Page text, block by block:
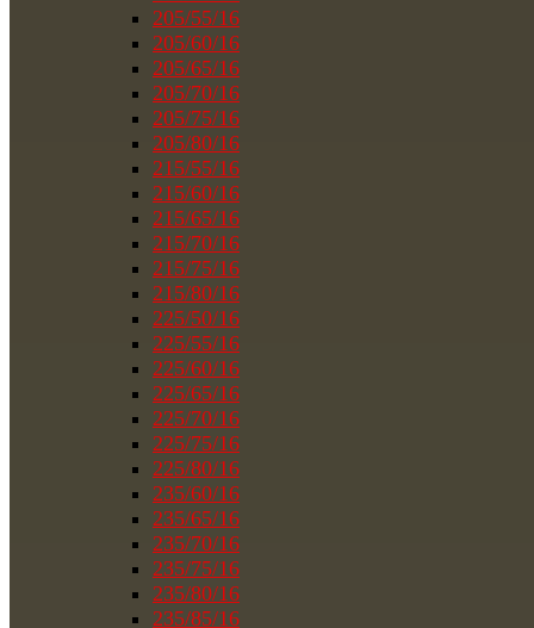
205/55/16
205/60/16
205/65/16
205/70/16
205/75/16
205/80/16
215/55/16
215/60/16
215/65/16
215/70/16
215/75/16
215/80/16
225/50/16
225/55/16
225/60/16
225/65/16
225/70/16
225/75/16
225/80/16
235/60/16
235/65/16
235/70/16
235/75/16
235/80/16
235/85/16